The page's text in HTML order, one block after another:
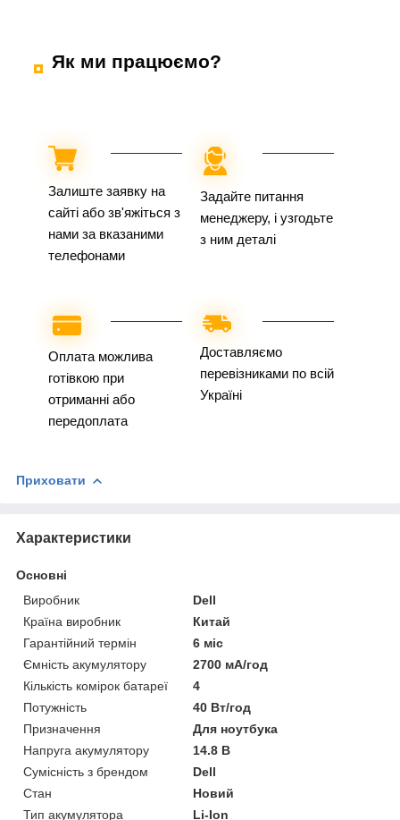
Як ми працюємо?
Залиште заявку на
сайті або зв'яжіться з
нами за вказаними
телефонами
Задайте питання
менеджеру, і узгодьте
з ним деталі
Оплата можлива
готівкою при
отриманні або
передоплата
Доставляємо
перевізниками по всій
Україні
Приховати
Характеристики
Основні
Виробник
Dell
Країна виробник
Китай
Гарантійний термін
6 міс
Ємність акумулятору
2700 мА/год
Кількість комірок батареї
4
Потужність
40 Вт/год
Призначення
Для ноутбука
Напруга акумулятору
14.8 В
Сумісність з брендом
Dell
Стан
Новий
Тип акумулятора
Li-Ion